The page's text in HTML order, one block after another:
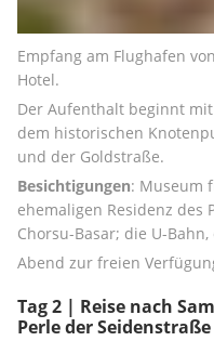
Empfang am Flughafen von
Hotel.
Der Aufenthalt beginnt
dem historischen
und der Goldstraße.
Besichtigungen: Museum
ehemaligen Residenz des
Chorsu-Basar; die U-
Abend zur freien
Tag 2 | Reise nach
Perle der Seidenstraße